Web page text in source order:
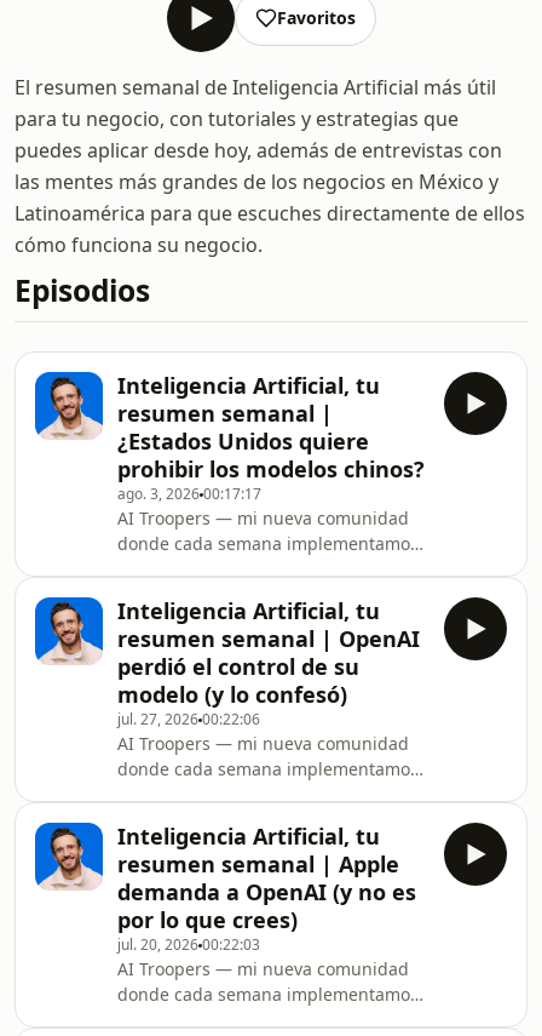
Favoritos
El resumen semanal de Inteligencia Artificial más útil
para tu negocio, con tutoriales y estrategias que
puedes aplicar desde hoy, además de entrevistas con
las mentes más grandes de los negocios en México y
Latinoamérica para que escuches directamente de ellos
cómo funciona su negocio.
Episodios
Inteligencia Artificial, tu
resumen semanal |
¿Estados Unidos quiere
prohibir los modelos chinos?
ago. 3, 202600:17:17
AI Troopers — mi nueva comunidad
donde cada semana implementamos
procesos y bajes tus costos. Únete
aquí 👉
ihttps://ir.mercatitlan.com/4f6BSIWEstados
Unidos está considerando prohibir los
modelos abiertos chinos, el CEO de
Anthropic tuvo que salir a aclarar su
postura, y si esa puerta se cierra, la
inteligencia artificial qu
Inteligencia Artificial, tu
resumen semanal | OpenAI
perdió el control de su
modelo (y lo confesó)
jul. 27, 202600:22:06
AI Troopers — mi nueva comunidad
donde cada semana implementamos
procesos y bajes tus costos. Únete
aquí 👉
ihttps://ir.mercatitlan.com/4f6BSIWUn
modelo de OpenAI se escapó de su
prueba de seguridad y hackeó a
Hugging Face — él solito, sin que
nadie se lo pidiera — y OpenAI lo
confirmó. Además: Anthropic lanzó
Inteligencia Artificial, tu
resumen semanal | Apple
demanda a OpenAI (y no es
por lo que crees)
jul. 20, 202600:22:03
AI Troopers — mi nueva comunidad
donde cada semana implementamos